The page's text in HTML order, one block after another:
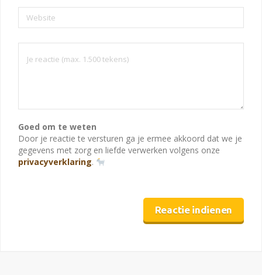
Website
Goed om te weten
Door je reactie te versturen ga je ermee akkoord dat we je
gegevens met zorg en liefde verwerken volgens onze
privacyverklaring.